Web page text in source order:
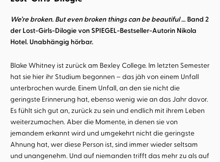
We’re broken. But even broken things can be beautiful … Band 2
der Lost-Girls-Dilogie von SPIEGEL-Bestseller-Autorin Nikola
Hotel. Unabhängig hörbar.
Blake Whitney ist zurück am Bexley College. Im letzten Semester
hat sie hier ihr Studium begonnen – das jäh von einem Unfall
unterbrochen wurde. Einem Unfall, an den sie nicht die
geringste Erinnerung hat, ebenso wenig wie an das Jahr davor.
Es fühlt sich gut an, zurück zu sein und endlich mit ihrem Leben
weiterzumachen. Aber die Momente, in denen sie von
jemandem erkannt wird und umgekehrt nicht die geringste
Ahnung hat, wer diese Person ist, sind immer wieder seltsam
und unangenehm. Und auf niemanden trifft das mehr zu als auf